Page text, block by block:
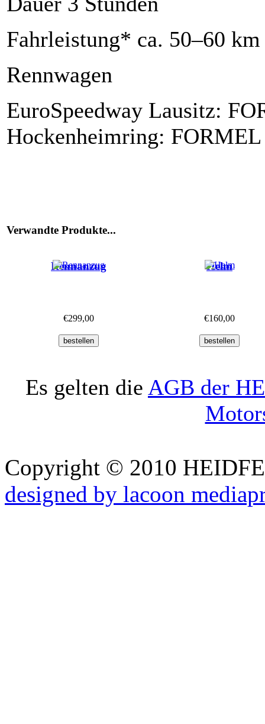
Fahrleistung* ca. 50–60 km
Rennwagen
EuroSpeedway Lausitz:
Hockenheimring:
Verwandte Produkte...
Rennanzug
€299,00
Helm
€160,00
Es gelten die AGB der
Copyright © 2010
designed by lacoon